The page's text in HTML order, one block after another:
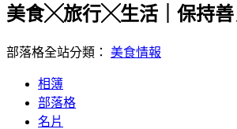
美食╳旅行╳生活｜保持善
部落格全站分類： 美食情報
相簿
部落格
名片